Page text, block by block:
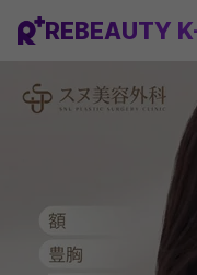
REBEAUTY